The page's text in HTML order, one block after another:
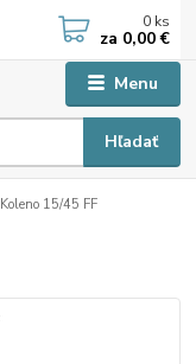
Menu
Hľadať
0 ks
za 0,00 €
Koleno 15/45 FF